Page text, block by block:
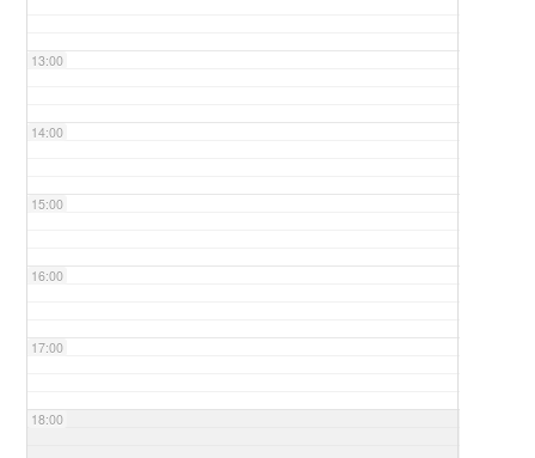
13:00
14:00
15:00
16:00
17:00
18:00